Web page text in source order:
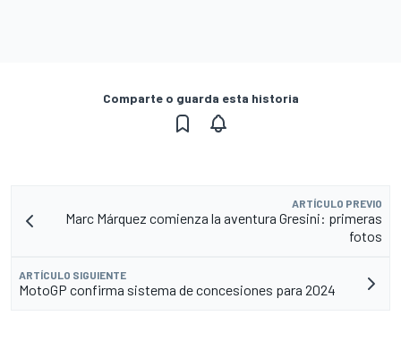
Comparte o guarda esta historia
ARTÍCULO PREVIO
Marc Márquez comienza la aventura Gresini: primeras
fotos
ARTÍCULO SIGUIENTE
MotoGP confirma sistema de concesiones para 2024